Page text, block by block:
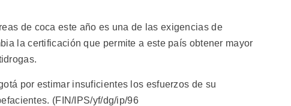
de coca este año es una de las exigencias de
la certificación que permite a este país obtener mayor
por estimar insuficientes los esfuerzos de su
(FIN/IPS/yf/dg/ip/96